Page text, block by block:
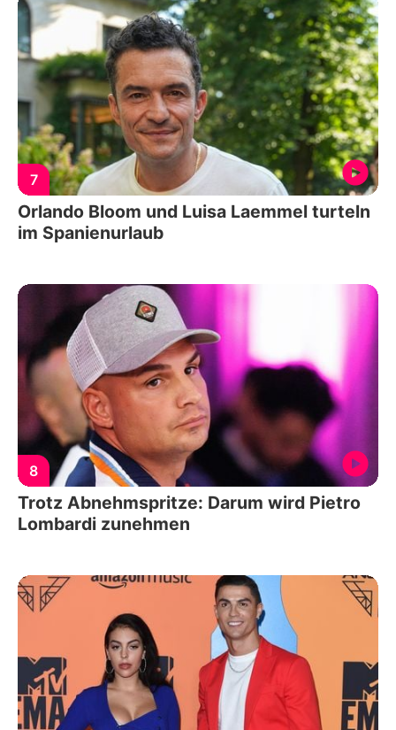
7
Orlando Bloom und Luisa Laemmel turteln
im Spanienurlaub
8
Trotz Abnehmspritze: Darum wird Pietro
Lombardi zunehmen